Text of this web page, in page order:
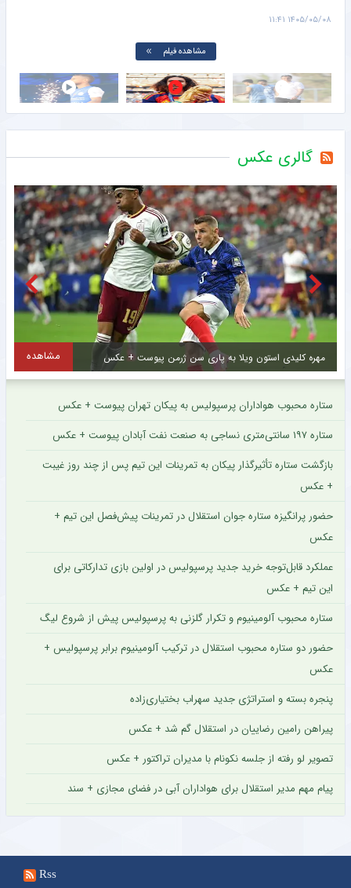
۱۴۰۵/۰۵/۰۸ ۱۱:۴۱
مشاهده فیلم
گالری عکس
مهره کلیدی استون ویلا به پاری سن ژرمن پیوست + عکس مشاهده
ستاره محبوب هواداران پرسپولیس به پیکان تهران پیوست + عکس
ستاره ۱۹۷ سانتی‌متری نساجی به صنعت نفت آبادان پیوست + عکس
بازگشت ستاره تأثیرگذار پیکان به تمرینات این تیم پس از چند روز غیبت
+ عکس
حضور پرانگیزه ستاره جوان استقلال در تمرینات پیش‌فصل این تیم +
عکس
عملکرد قابل‌توجه خرید جدید پرسپولیس در اولین بازی تدارکاتی برای
این تیم + عکس
ستاره محبوب آلومینیوم و تکرار گلزنی به پرسپولیس پیش از شروع لیگ
حضور دو ستاره محبوب استقلال در ترکیب آلومینیوم برابر پرسپولیس +
عکس
پنجره بسته و استراتژی جدید سهراب بختیاری‌زاده
پیراهن رامین رضاییان در استقلال گم شد + عکس
تصویر لو رفته از جلسه نکونام با مدیران تراکتور + عکس
پیام مهم مدیر استقلال برای هواداران آبی در فضای مجازی + سند
Rss